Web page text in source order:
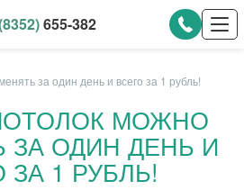
655-382
за один день и всего за 1 рубль!
МОЖНО
ЗА ОДИН ДЕНЬ И
ЗА 1 РУБЛЬ!